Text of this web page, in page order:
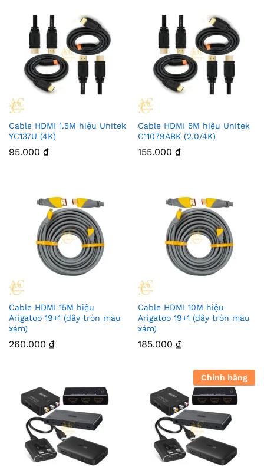
Cable HDMI 1.5M hiệu Unitek
YC137U (4K)
95.000 ₫
Cable HDMI 5M hiệu Unitek
C11079ABK (2.0/4K)
155.000 ₫
Cable HDMI 15M hiệu
Arigatoo 19+1 (dây tròn màu
xám)
260.000 ₫
Cable HDMI 10M hiệu
Arigatoo 19+1 (dây tròn màu
xám)
185.000 ₫
Chính hãng